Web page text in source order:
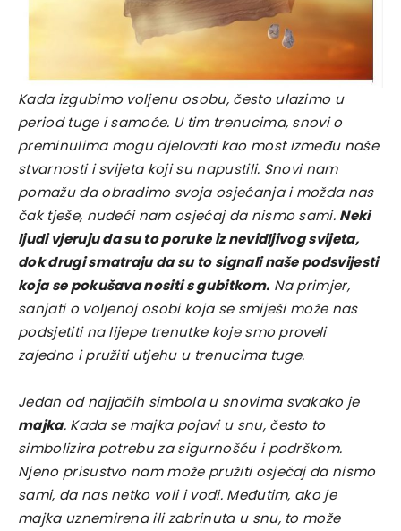
Kada izgubimo voljenu osobu, često ulazimo u
period tuge i samoće. U tim trenucima, snovi o
preminulima mogu djelovati kao most između naše
stvarnosti i svijeta koji su napustili. Snovi nam
pomažu da obradimo svoja osjećanja i možda nas
čak tješe, nudeći nam osjećaj da nismo sami. Neki
ljudi vjeruju da su to poruke iz nevidljivog svijeta,
dok drugi smatraju da su to signali naše podsvijesti
koja se pokušava nositi s gubitkom. Na primjer,
sanjati o voljenoj osobi koja se smiješi može nas
podsjetiti na lijepe trenutke koje smo proveli
zajedno i pružiti utjehu u trenucima tuge.
Jedan od najjačih simbola u snovima svakako je
majka. Kada se majka pojavi u snu, često to
simbolizira potrebu za sigurnošću i podrškom.
Njeno prisustvo nam može pružiti osjećaj da nismo
sami, da nas netko voli i vodi. Međutim, ako je
majka uznemirena ili zabrinuta u snu, to može